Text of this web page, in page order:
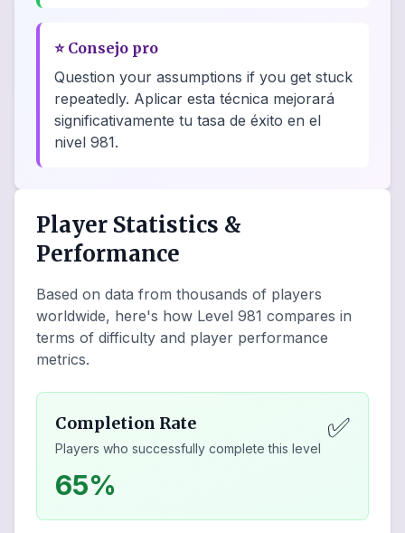
⭐ Consejo pro
Question your assumptions if you get stuck
repeatedly. Aplicar esta técnica mejorará
significativamente tu tasa de éxito en el
nivel 981.
Player Statistics &
Performance
Based on data from thousands of players
worldwide, here's how Level 981 compares in
terms of difficulty and player performance
metrics.
Completion Rate
Players who successfully complete this level
✅
65%